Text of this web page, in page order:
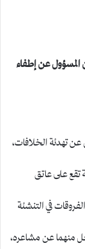
00:02:26 – 00:05:48 | من المسؤول عن إطفاء
تهدئة الخلافات،
تقع على عاتق
في التنشئة
منهما عن مشاعره،